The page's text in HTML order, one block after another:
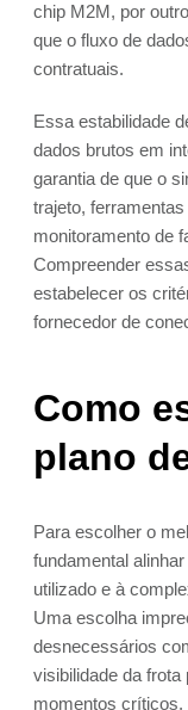
chip M2M, por
que o fluxo de
contratuais.
Essa estabilidade
dados brutos em
garantia de que o
trajeto,
monitoramento de
Compreender
estabelecer os
fornecedor de
Como
plano
Para escolher o
fundamental
utilizado e à
Uma escolha
desnecessários
visibilidade da frota
momentos críticos.